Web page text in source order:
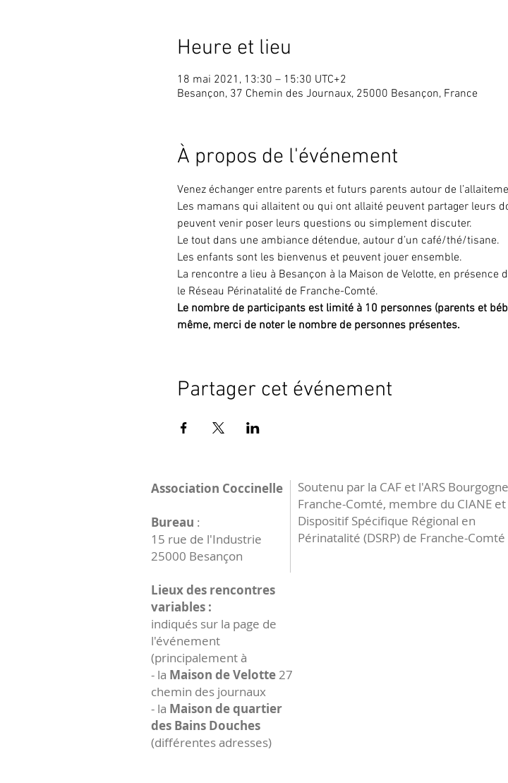
Heure et lieu
18 mai 2021, 13:30 – 15:30 UTC+2
Besançon, 37 Chemin des Journaux, 25000 Besançon, France
À propos de l'événement
Venez échanger entre parents et futurs parents autour de
Les mamans qui allaitent ou qui ont allaité peuvent partager leurs
peuvent venir poser leurs questions ou simplement discuter.
Le tout dans une ambiance détendue, autour d’un café/thé/tisane.
Les enfants sont les bienvenus et peuvent jouer ensemble.
La rencontre a lieu à Besançon à la Maison de Velotte, en
le Réseau Périnatalité de Franche-Comté.
Le nombre de participants est limité à 10 personnes (parents et
même, merci de noter le nombre de personnes présentes.
Partager cet événement
Association Coccinelle
Bureau :
15 rue de l'Industrie
25000 Besançon
Lieux des rencontres
variables :
indiqués sur la page de
l'événement
(principalement à
- la Maison de Velotte27
chemin des journaux
- la Maison de quartier
des Bains Douches
(différentes adresses)
Soutenu par la CAF et l'ARS Bourgogne
Franche-Comté, membre du CIANE
Dispositif Spécifique Régional en
Périnatalité (DSRP) de Franche-Comté